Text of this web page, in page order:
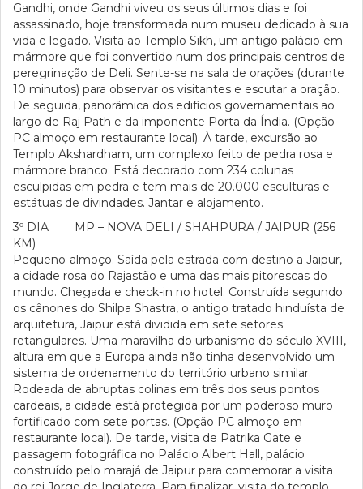
Gandhi, onde Gandhi viveu os seus últimos dias e foi
assassinado, hoje transformada num museu dedicado à sua
vida e legado. Visita ao Templo Sikh, um antigo palácio em
mármore que foi convertido num dos principais centros de
peregrinação de Deli. Sente-se na sala de orações (durante
10 minutos) para observar os visitantes e escutar a oração.
De seguida, panorâmica dos edifícios governamentais ao
largo de Raj Path e da imponente Porta da Índia. (Opção
PC almoço em restaurante local). À tarde, excursão ao
Templo Akshardham, um complexo feito de pedra rosa e
mármore branco. Está decorado com 234 colunas
esculpidas em pedra e tem mais de 20.000 esculturas e
estátuas de divindades. Jantar e alojamento.
3º DIA MP – NOVA DELI / SHAHPURA / JAIPUR (256
KM)
Pequeno-almoço. Saída pela estrada com destino a Jaipur,
a cidade rosa do Rajastão e uma das mais pitorescas do
mundo. Chegada e check-in no hotel. Construída segundo
os cânones do Shilpa Shastra, o antigo tratado hinduísta de
arquitetura, Jaipur está dividida em sete setores
retangulares. Uma maravilha do urbanismo do século XVIII,
altura em que a Europa ainda não tinha desenvolvido um
sistema de ordenamento do território urbano similar.
Rodeada de abruptas colinas em três dos seus pontos
cardeais, a cidade está protegida por um poderoso muro
fortificado com sete portas. (Opção PC almoço em
restaurante local). De tarde, visita de Patrika Gate e
passagem fotográfica no Palácio Albert Hall, palácio
construído pelo marajá de Jaipur para comemorar a visita